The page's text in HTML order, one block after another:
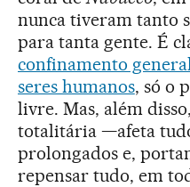
nunca tiveram tanto
para tanta gente. É
confinamento
seres humanos, só o
livre. Mas, além
totalitária —afeta
prolongados e,
repensar tudo, em